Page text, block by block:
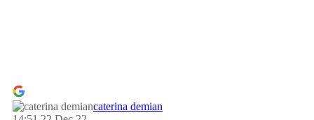
caterina demian